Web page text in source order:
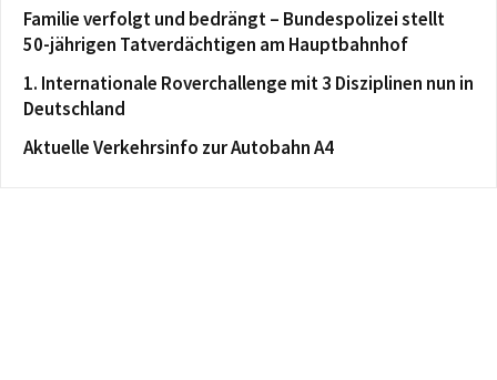
Familie verfolgt und bedrängt – Bundespolizei stellt
50-jährigen Tatverdächtigen am Hauptbahnhof
1. Internationale Roverchallenge mit 3 Disziplinen nun in
Deutschland
Aktuelle Verkehrsinfo zur Autobahn A4